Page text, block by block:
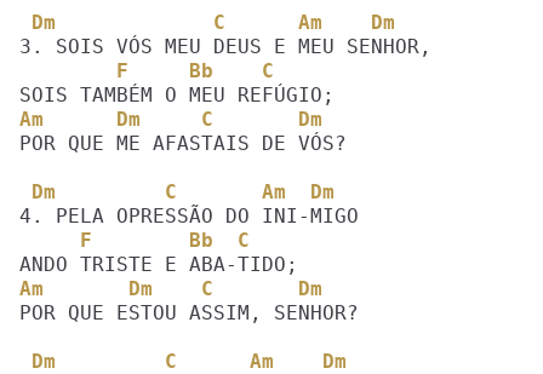
Dm             C      Am    Dm
        F     Bb    C
Am      Dm     C       Dm
POR QUE ME AFASTAIS DE VÓS?
Dm         C       Am  Dm
     F        Bb  C
Am       Dm    C       Dm
POR QUE ESTOU ASSIM, SENHOR?
Dm         C      Am    Dm